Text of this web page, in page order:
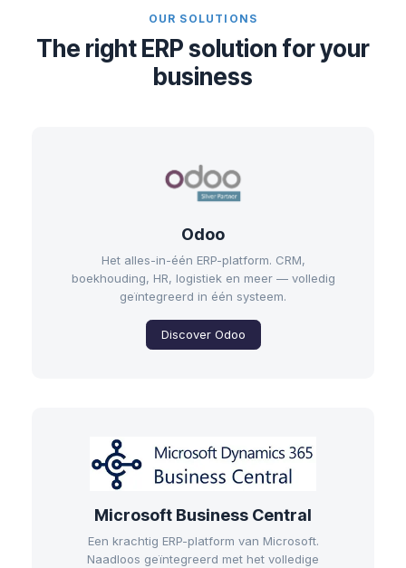
OUR SOLUTIONS
The right ERP solution for your
business
Odoo
Het alles-in-één ERP-platform. CRM,
boekhouding, HR, logistiek en meer — volledig
geïntegreerd in één systeem.
Discover Odoo
Microsoft Business Central
Een krachtig ERP-platform van Microsoft.
Naadloos geïntegreerd met het volledige